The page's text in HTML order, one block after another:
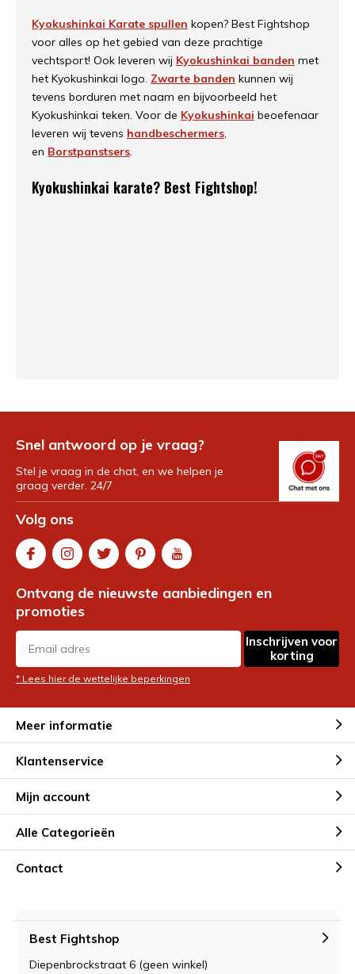
Kyokushinkai Karate spullen kopen? Best Fightshop
voor alles op het gebied van deze prachtige
vechtsport! Ook leveren wij Kyokushinkai banden met
het Kyokushinkai logo. Zwarte banden kunnen wij
tevens borduren met naam en bijvoorbeeld het
Kyokushinkai teken. Voor de Kyokushinkai beoefenaar
leveren wij tevens handbeschermers,
en Borstpanstsers.
Kyokushinkai karate? Best Fightshop!
Snel antwoord op je vraag?
Stel je vraag in de chat, en we helpen je
graag verder. 24/7
Volg ons
Ontvang de nieuwste aanbiedingen en
promoties
Inschrijven voor
korting
* Lees hier de wettelijke beperkingen
Meer informatie
Klantenservice
Mijn account
Alle Categorieën
Contact
Best Fightshop
Diepenbrockstraat 6 (geen winkel)